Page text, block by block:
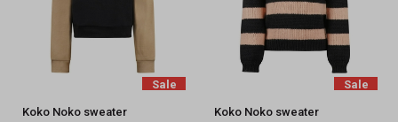
Sale
Koko Noko sweater
Sale
Koko Noko sweater